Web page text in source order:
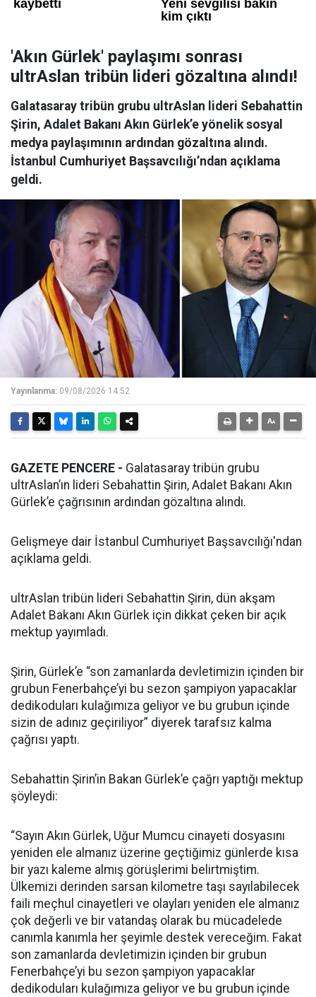
'Akın Gürlek' paylaşımı sonrası
ultrAslan tribün lideri gözaltına alındı!
Galatasaray tribün grubu ultrAslan lideri Sebahattin
Şirin, Adalet Bakanı Akın Gürlek’e yönelik sosyal
medya paylaşımının ardından gözaltına alındı.
İstanbul Cumhuriyet Başsavcılığı’ndan açıklama
geldi.
Yayınlanma: 09/08/2026 14:52
GAZETE PENCERE - Galatasaray tribün grubu
ultrAslan’ın lideri Sebahattin Şirin, Adalet Bakanı Akın
Gürlek’e çağrısının ardından gözaltına alındı.
Gelişmeye dair İstanbul Cumhuriyet Başsavcılığı'ndan
açıklama geldi.
ultrAslan tribün lideri Sebahattin Şirin, dün akşam
Adalet Bakanı Akın Gürlek için dikkat çeken bir açık
mektup yayımladı.
Şirin, Gürlek’e “son zamanlarda devletimizin içinden bir
grubun Fenerbahçe’yi bu sezon şampiyon yapacaklar
dedikoduları kulağımıza geliyor ve bu grubun içinde
sizin de adınız geçiriliyor” diyerek tarafsız kalma
çağrısı yaptı.
Sebahattin Şirin’in Bakan Gürlek’e çağrı yaptığı mektup
şöyleydi:
“Sayın Akın Gürlek, Uğur Mumcu cinayeti dosyasını
yeniden ele almanız üzerine geçtiğimiz günlerde kısa
bir yazı kaleme almış görüşlerimi belirtmiştim.
Ülkemizi derinden sarsan kilometre taşı sayılabilecek
faili meçhul cinayetleri ve olayları yeniden ele almanız
çok değerli ve bir vatandaş olarak bu mücadelede
canımla kanımla her şeyimle destek vereceğim. Fakat
son zamanlarda devletimizin içinden bir grubun
Fenerbahçe’yi bu sezon şampiyon yapacaklar
dedikoduları kulağımıza geliyor ve bu grubun içinde